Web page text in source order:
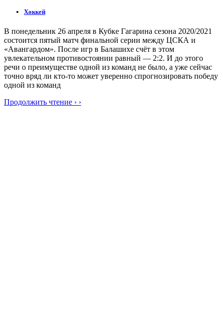
Хоккей
В понедельник 26 апреля в Кубке Гагарина сезона 2020/2021
состоится пятый матч финальной серии между ЦСКА и
«Авангардом». После игр в Балашихе счёт в этом
увлекательном противостоянии равный — 2:2. И до этого
речи о преимуществе одной из команд не было, а уже сейчас
точно вряд ли кто-то может уверенно спрогнозировать победу
одной из команд
Продолжить чтение › ›